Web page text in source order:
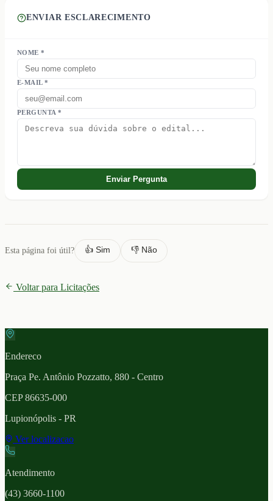
ENVIAR ESCLARECIMENTO
NOME *
E-MAIL *
PERGUNTA *
Enviar Pergunta
Esta página foi útil? 👍 Sim 👎 Não
Voltar para Licitações
Endereco
Praça Pe. Antônio Pozzatto, 880 - Centro
CEP86635-000
Lupionópolis - PR
Ver localizacao
Atendimento
(43) 3660-1100